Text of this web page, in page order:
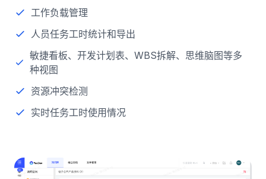
工作负载管理
人员任务工时统计和导出
敏捷看板、开发计划表、WBS拆解、思维脑图等多
种视图
资源冲突检测
实时任务工时使用情况